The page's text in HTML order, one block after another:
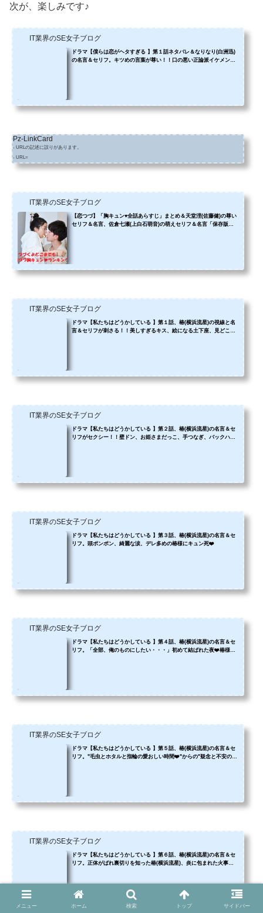
次が、楽しみです♪
IT業界のSE女子ブログ
ドラマ【僕らは恋がヘタすぎる 】第１話ネタバレ＆なりなり(白洲迅)
の名言＆セリフ。キツめの言葉が尊い！！口の悪い正論派イケメンに
Pz-LinkCard
- URLの記述に誤りがあります。
- URL=
IT業界のSE女子ブログ
【恋つづ】「胸キュン♥全話あらすじ」まとめ＆天堂浬(佐藤健)の尊い
セリフ＆名言、佐倉七瀬(上白石萌音)の萌えセリフ＆名言「保存版７
IT業界のSE女子ブログ
ドラマ【私たちはどうかしている 】第１話、椿(横浜流星)の視線と名
言＆セリフが刺さる！！美しすぎるキス、絵になる土下座、見どころ
IT業界のSE女子ブログ
ドラマ【私たちはどうかしている 】第２話、椿(横浜流星)の名言＆セ
リフがセクシー！！壁ドン、お姫さまだっこ、手つなぎ、バックハ
IT業界のSE女子ブログ
ドラマ【私たちはどうかしている 】第３話、椿(横浜流星)の名言＆セ
リフ。頭ポンポン、綺麗な涙、デレ多めの椿様にキュン死❤️
IT業界のSE女子ブログ
ドラマ【私たちはどうかしている 】第４話、椿(横浜流星)の名言＆セ
リフ。「全部、俺のものにしたい・・・」初めて結ばれた夜❤️椿様の
IT業界のSE女子ブログ
ドラマ【私たちはどうかしている 】第５話、椿(横浜流星)の名言＆セ
リフ。"毛虫とホタルと指輪の愛おしい時間❤️"からの"疑念と不安の切
IT業界のSE女子ブログ
ドラマ【私たちはどうかしている 】第６話、椿(横浜流星)の名言＆セ
リフ。正体がばれ裏切りを知った椿(横浜流星)、炎に包まれた火事の
メニュー ホーム 検索 トップ サイドバー